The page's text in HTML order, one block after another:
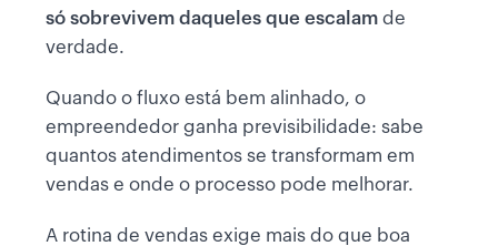
só sobrevivem daqueles que escalam de
verdade.
Quando o fluxo está bem alinhado, o
empreendedor ganha previsibilidade: sabe
quantos atendimentos se transformam em
vendas e onde o processo pode melhorar.
A rotina de vendas exige mais do que boa